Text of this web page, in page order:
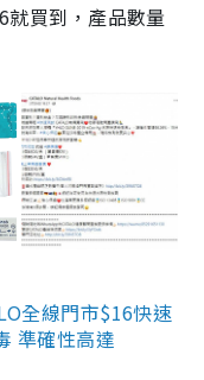
買到，產品數量
全線門市$16快速
準確性高達